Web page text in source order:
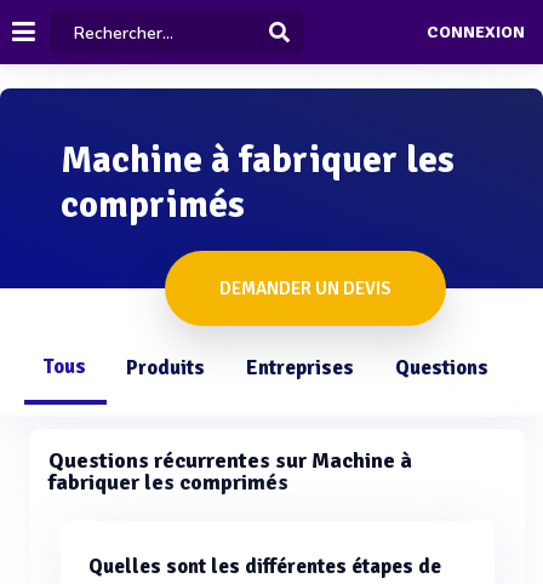
CONNEXION
Machine à fabriquer les
comprimés
DEMANDER UN DEVIS
Tous Produits Entreprises Questions
Questions récurrentes sur Machine à
fabriquer les comprimés
Quelles sont les différentes étapes de